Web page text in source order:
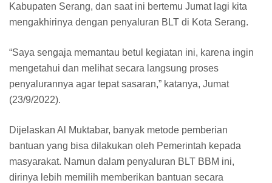
Kabupaten Serang, dan saat ini bertemu Jumat lagi kita
mengakhirinya dengan penyaluran BLT di Kota Serang.
“Saya sengaja memantau betul kegiatan ini, karena ingin
mengetahui dan melihat secara langsung proses
penyalurannya agar tepat sasaran,” katanya, Jumat
(23/9/2022).
Dijelaskan Al Muktabar, banyak metode pemberian
bantuan yang bisa dilakukan oleh Pemerintah kepada
masyarakat. Namun dalam penyaluran BLT BBM ini,
dirinya lebih memilih memberikan bantuan secara